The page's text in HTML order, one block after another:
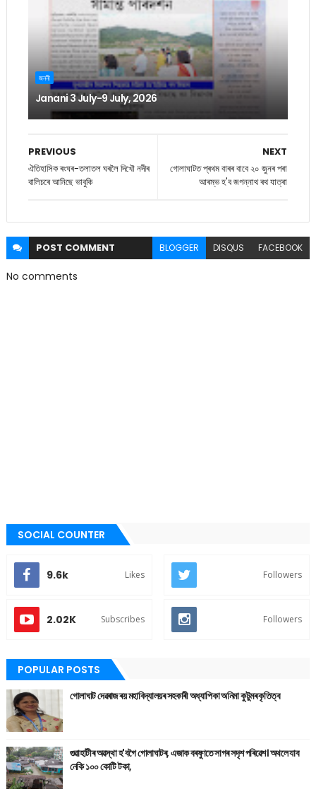
জননী
Janani 3 July-9 July, 2026
NEXT
গোলাঘাটত প্ৰথম বাৰৰ বাবে ২০ জুনৰ পৰা
আৰম্ভ হ'ব জগন্নাথ ৰথ যাত্ৰা
PREVIOUS
ঐতিহাসিক ৰংঘৰ-তলাতল ঘৰলৈ দিখৌ নদীৰ
বালিচৰে আনিছে ভাবুকি
POST COMMENT BLOGGER DISQUS FACEBOOK
No comments
SOCIAL COUNTER
9.6k Likes Followers
2.02K Subscribes Followers
POPULAR POSTS
গোলাঘাট দেৱৰাজ ৰয় মহাবিদ্যালয়ৰ সহকাৰী অধ্যাপিকা অনিমা কুটুমৰ কৃতিত্ব
গুৱাহাটীৰ অৱস্থা হ'বগৈ গোলাঘাটৰ, এজাক বৰষুণতে সাগৰ সদৃশ পৰিৱেশ। অথলে যাব
নেকি ১০০ কোটি টকা,